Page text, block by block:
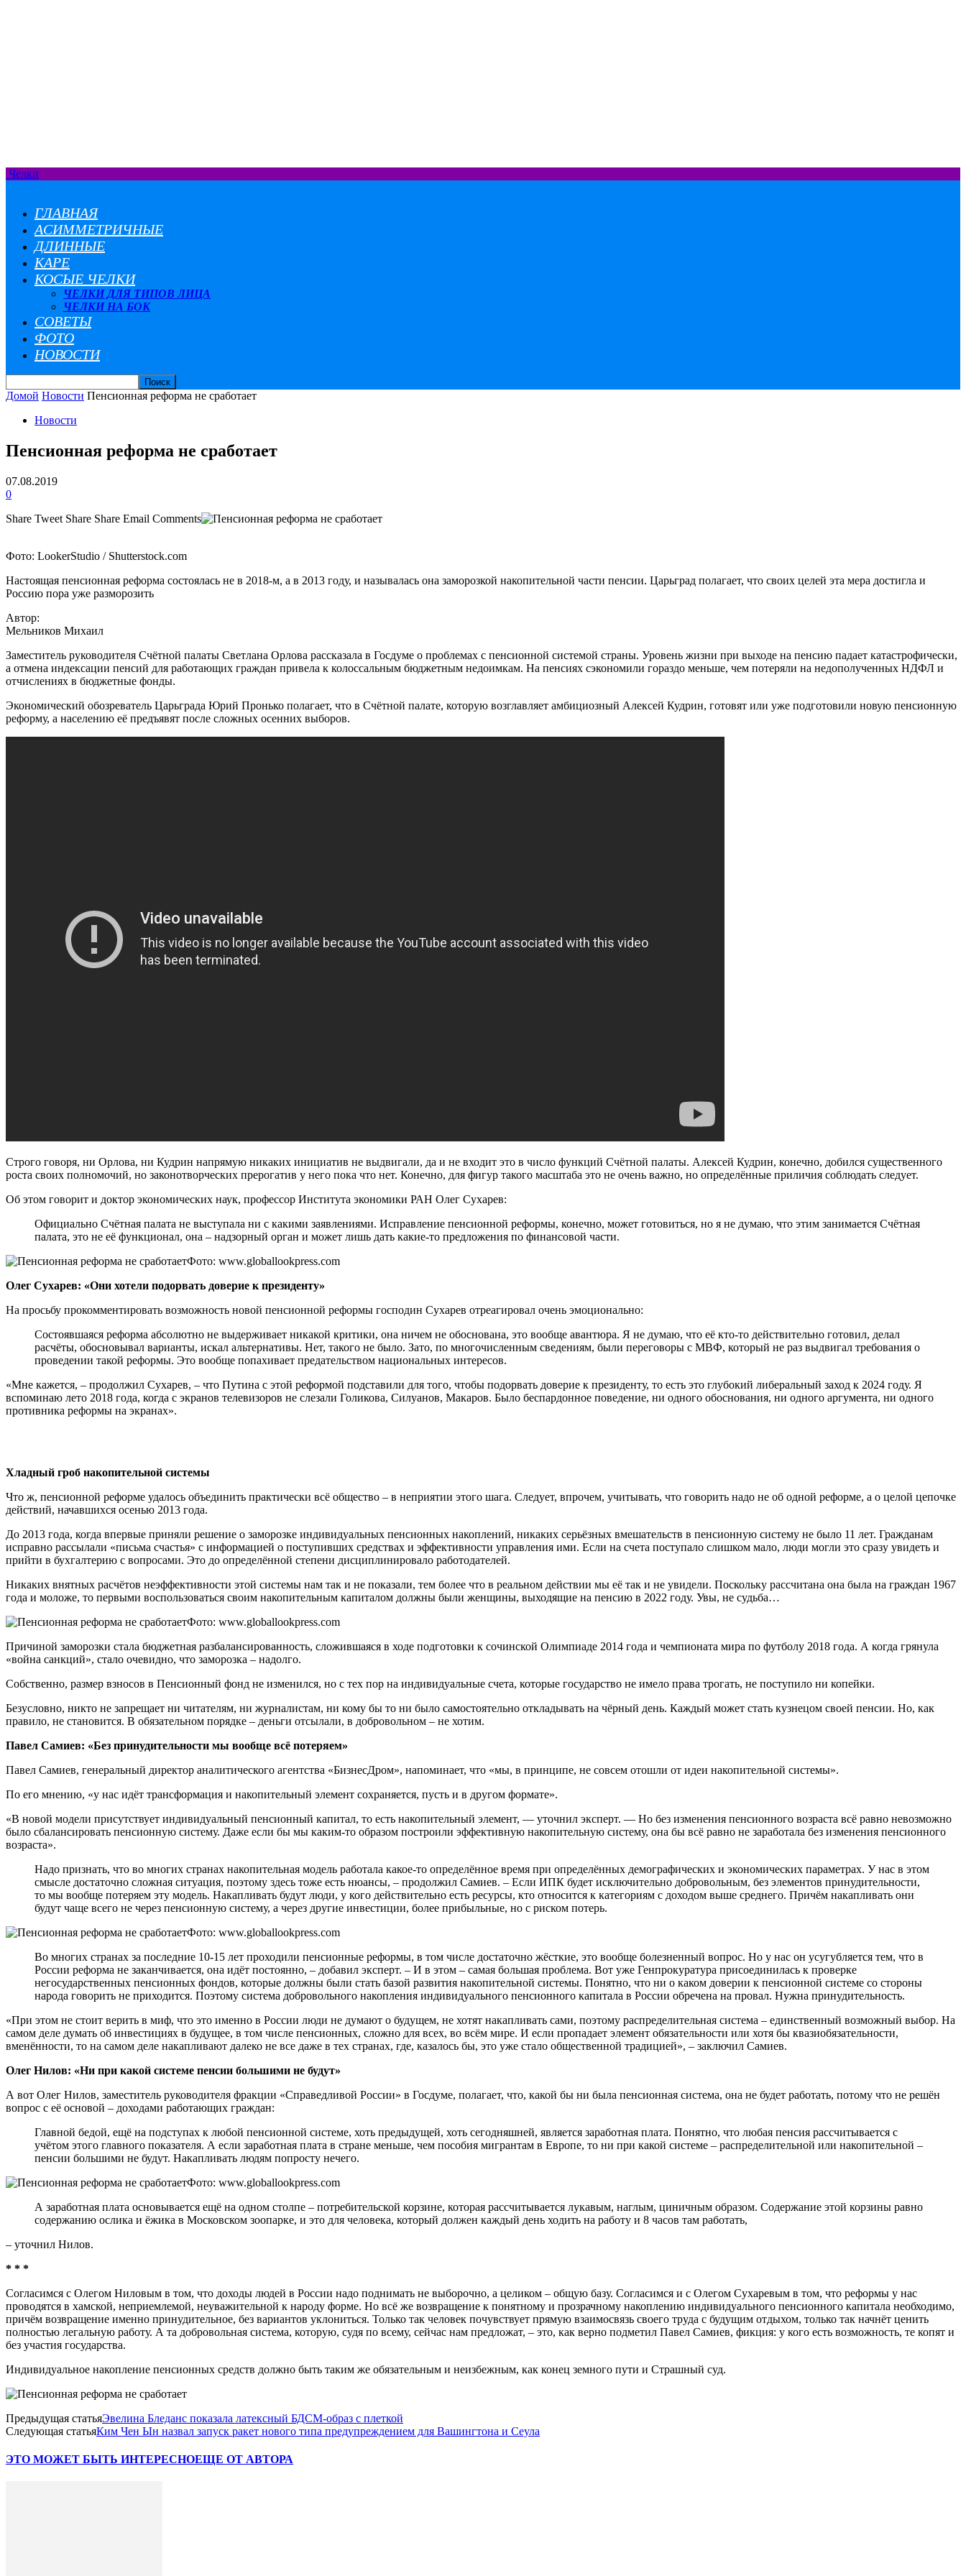
Челки
ГЛАВНАЯ
АСИММЕТРИЧНЫЕ
ДЛИННЫЕ
КАРЕ
КОСЫЕ ЧЕЛКИ
ЧЕЛКИ ДЛЯ ТИПОВ ЛИЦА
ЧЕЛКИ НА БОК
СОВЕТЫ
ФОТО
НОВОСТИ
Домой Новости Пенсионная реформа не сработает
Новости
Пенсионная реформа не сработает
07.08.2019
0
Share Tweet Share Share Email Comments
Фото: LookerStudio / Shutterstock.com
Настоящая пенсионная реформа состоялась не в 2018-м, а в 2013 году, и называлась она заморозкой накопительной части пенсии. Царьград полагает, что своих целей эта мера достигла и
Россию пора уже разморозить
Автор:
Мельников Михаил
Заместитель руководителя Счётной палаты Светлана Орлова рассказала в Госдуме о проблемах с пенсионной системой страны. Уровень жизни при выходе на пенсию падает катастрофически,
а отмена индексации пенсий для работающих граждан привела к колоссальным бюджетным недоимкам. На пенсиях сэкономили гораздо меньше, чем потеряли на недополученных НДФЛ и
отчислениях в бюджетные фонды.
Экономический обозреватель Царьграда Юрий Пронько полагает, что в Счётной палате, которую возглавляет амбициозный Алексей Кудрин, готовят или уже подготовили новую пенсионную
реформу, а населению её предъявят после сложных осенних выборов.
Строго говоря, ни Орлова, ни Кудрин напрямую никаких инициатив не выдвигали, да и не входит это в число функций Счётной палаты. Алексей Кудрин, конечно, добился существенного
роста своих полномочий, но законотворческих прерогатив у него пока что нет. Конечно, для фигур такого масштаба это не очень важно, но определённые приличия соблюдать следует.
Об этом говорит и доктор экономических наук, профессор Института экономики РАН Олег Сухарев:
Официально Счётная палата не выступала ни с какими заявлениями. Исправление пенсионной реформы, конечно, может готовиться, но я не думаю, что этим занимается Счётная
палата, это не её функционал, она – надзорный орган и может лишь дать какие-то предложения по финансовой части.
Фото: www.globallookpress.com
Олег Сухарев: «Они хотели подорвать доверие к президенту»
На просьбу прокомментировать возможность новой пенсионной реформы господин Сухарев отреагировал очень эмоционально:
Состоявшаяся реформа абсолютно не выдерживает никакой критики, она ничем не обоснована, это вообще авантюра. Я не думаю, что её кто-то действительно готовил, делал
расчёты, обосновывал варианты, искал альтернативы. Нет, такого не было. Зато, по многочисленным сведениям, были переговоры с МВФ, который не раз выдвигал требования о
проведении такой реформы. Это вообще попахивает предательством национальных интересов.
«Мне кажется, – продолжил Сухарев, – что Путина с этой реформой подставили для того, чтобы подорвать доверие к президенту, то есть это глубокий либеральный заход к 2024 году. Я
вспоминаю лето 2018 года, когда с экранов телевизоров не слезали Голикова, Силуанов, Макаров. Было беспардонное поведение, ни одного обоснования, ни одного аргумента, ни одного
противника реформы на экранах».
Хладный гроб накопительной системы
Что ж, пенсионной реформе удалось объединить практически всё общество – в неприятии этого шага. Следует, впрочем, учитывать, что говорить надо не об одной реформе, а о целой цепочке
действий, начавшихся осенью 2013 года.
До 2013 года, когда впервые приняли решение о заморозке индивидуальных пенсионных накоплений, никаких серьёзных вмешательств в пенсионную систему не было 11 лет. Гражданам
исправно рассылали «письма счастья» с информацией о поступивших средствах и эффективности управления ими. Если на счета поступало слишком мало, люди могли это сразу увидеть и
прийти в бухгалтерию с вопросами. Это до определённой степени дисциплинировало работодателей.
Никаких внятных расчётов неэффективности этой системы нам так и не показали, тем более что в реальном действии мы её так и не увидели. Поскольку рассчитана она была на граждан 1967
года и моложе, то первыми воспользоваться своим накопительным капиталом должны были женщины, выходящие на пенсию в 2022 году. Увы, не судьба…
Фото: www.globallookpress.com
Причиной заморозки стала бюджетная разбалансированность, сложившаяся в ходе подготовки к сочинской Олимпиаде 2014 года и чемпионата мира по футболу 2018 года. А когда грянула
«война санкций», стало очевидно, что заморозка – надолго.
Собственно, размер взносов в Пенсионный фонд не изменился, но с тех пор на индивидуальные счета, которые государство не имело права трогать, не поступило ни копейки.
Безусловно, никто не запрещает ни читателям, ни журналистам, ни кому бы то ни было самостоятельно откладывать на чёрный день. Каждый может стать кузнецом своей пенсии. Но, как
правило, не становится. В обязательном порядке – деньги отсылали, в добровольном – не хотим.
Павел Самиев: «Без принудительности мы вообще всё потеряем»
Павел Самиев, генеральный директор аналитического агентства «БизнесДром», напоминает, что «мы, в принципе, не совсем отошли от идеи накопительной системы».
По его мнению, «у нас идёт трансформация и накопительный элемент сохраняется, пусть и в другом формате».
«В новой модели присутствует индивидуальный пенсионный капитал, то есть накопительный элемент, — уточнил эксперт. — Но без изменения пенсионного возраста всё равно невозможно
было сбалансировать пенсионную систему. Даже если бы мы каким-то образом построили эффективную накопительную систему, она бы всё равно не заработала без изменения пенсионного
возраста».
Надо признать, что во многих странах накопительная модель работала какое-то определённое время при определённых демографических и экономических параметрах. У нас в этом
смысле достаточно сложная ситуация, поэтому здесь тоже есть нюансы, – продолжил Самиев. – Если ИПК будет исключительно добровольным, без элементов принудительности,
то мы вообще потеряем эту модель. Накапливать будут люди, у кого действительно есть ресурсы, кто относится к категориям с доходом выше среднего. Причём накапливать они
будут чаще всего не через пенсионную систему, а через другие инвестиции, более прибыльные, но с риском потерь.
Фото: www.globallookpress.com
Во многих странах за последние 10-15 лет проходили пенсионные реформы, в том числе достаточно жёсткие, это вообще болезненный вопрос. Но у нас он усугубляется тем, что в
России реформа не заканчивается, она идёт постоянно, – добавил эксперт. – И в этом – самая большая проблема. Вот уже Генпрокуратура присоединилась к проверке
негосударственных пенсионных фондов, которые должны были стать базой развития накопительной системы. Понятно, что ни о каком доверии к пенсионной системе со стороны
народа говорить не приходится. Поэтому система добровольного накопления индивидуального пенсионного капитала в России обречена на провал. Нужна принудительность.
«При этом не стоит верить в миф, что это именно в России люди не думают о будущем, не хотят накапливать сами, поэтому распределительная система – единственный возможный выбор. На
самом деле думать об инвестициях в будущее, в том числе пенсионных, сложно для всех, во всём мире. И если пропадает элемент обязательности или хотя бы квазиобязательности,
вменённости, то на самом деле накапливают далеко не все даже в тех странах, где, казалось бы, это уже стало общественной традицией», – заключил Самиев.
Олег Нилов: «Ни при какой системе пенсии большими не будут»
А вот Олег Нилов, заместитель руководителя фракции «Справедливой России» в Госдуме, полагает, что, какой бы ни была пенсионная система, она не будет работать, потому что не решён
вопрос с её основой – доходами работающих граждан:
Главной бедой, ещё на подступах к любой пенсионной системе, хоть предыдущей, хоть сегодняшней, является заработная плата. Понятно, что любая пенсия рассчитывается с
учётом этого главного показателя. А если заработная плата в стране меньше, чем пособия мигрантам в Европе, то ни при какой системе – распределительной или накопительной –
пенсии большими не будут. Накапливать людям попросту нечего.
Фото: www.globallookpress.com
А заработная плата основывается ещё на одном столпе – потребительской корзине, которая рассчитывается лукавым, наглым, циничным образом. Содержание этой корзины равно
содержанию ослика и ёжика в Московском зоопарке, и это для человека, который должен каждый день ходить на работу и 8 часов там работать,
– уточнил Нилов.
* * *
Согласимся с Олегом Ниловым в том, что доходы людей в России надо поднимать не выборочно, а целиком – общую базу. Согласимся и с Олегом Сухаревым в том, что реформы у нас
проводятся в хамской, неприемлемой, неуважительной к народу форме. Но всё же возвращение к понятному и прозрачному накоплению индивидуального пенсионного капитала необходимо,
причём возвращение именно принудительное, без вариантов уклониться. Только так человек почувствует прямую взаимосвязь своего труда с будущим отдыхом, только так начнёт ценить
полностью легальную работу. А та добровольная система, которую, судя по всему, сейчас нам предложат, – это, как верно подметил Павел Самиев, фикция: у кого есть возможность, те копят и
без участия государства.
Индивидуальное накопление пенсионных средств должно быть таким же обязательным и неизбежным, как конец земного пути и Страшный суд.
Предыдущая статьяЭвелина Бледанс показала латексный БДСМ-образ с плеткой
Следующая статьяКим Чен Ын назвал запуск ракет нового типа предупреждением для Вашингтона и Сеула
ЭТО МОЖЕТ БЫТЬ ИНТЕРЕСНОЕЩЕ ОТ АВТОРА